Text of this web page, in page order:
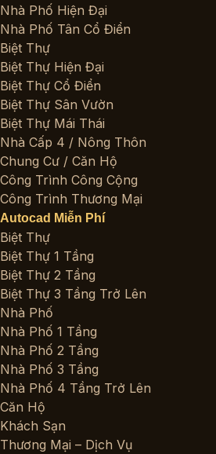
Nhà Phố Hiện Đại
Nhà Phố Tân Cổ Điển
Biệt Thự
Biệt Thự Hiện Đại
Biệt Thự Cổ Điển
Biệt Thự Sân Vườn
Biệt Thự Mái Thái
Nhà Cấp 4 / Nông Thôn
Chung Cư / Căn Hộ
Công Trình Công Cộng
Công Trình Thương Mại
Autocad Miễn Phí
Biệt Thự
Biệt Thự 1 Tầng
Biệt Thự 2 Tầng
Biệt Thự 3 Tầng Trở Lên
Nhà Phố
Nhà Phố 1 Tầng
Nhà Phố 2 Tầng
Nhà Phố 3 Tầng
Nhà Phố 4 Tầng Trở Lên
Căn Hộ
Khách Sạn
Thương Mại – Dịch Vụ